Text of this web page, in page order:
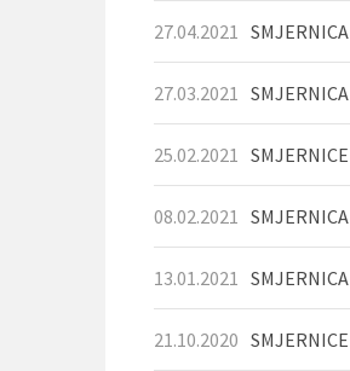
27.04.2021
27.03.2021
25.02.2021
08.02.2021
13.01.2021
21.10.2020